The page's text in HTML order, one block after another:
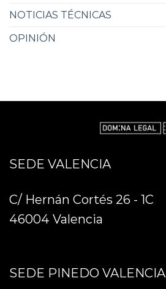
NOTICIAS TÉCNICAS
OPINIÓN
SEDE VALENCIA
C/ Hernán Cortés 26 - 1C
46004 Valencia
SEDE PINEDO VALENCIA